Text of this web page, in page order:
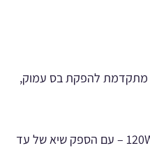
מתקדמת להפקת בס עמוק,
• מגבר פנימי בעוצמה של 120W RMS – עם הספק שיא של עד